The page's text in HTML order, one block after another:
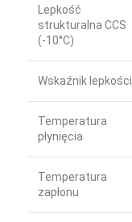
Lepkość
strukturalna CCS
(-10°C)
Wskaźnik lepkości
Temperatura
płynięcia
Temperatura
zapłonu